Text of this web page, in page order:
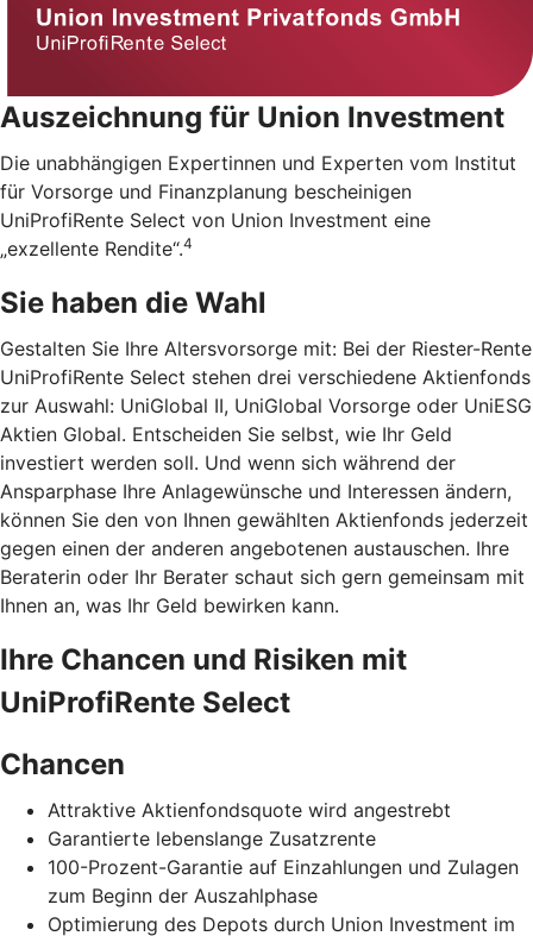
Auszeichnung für Union Investment
Die unabhängigen Expertinnen und Experten vom Institut
für Vorsorge und Finanzplanung bescheinigen
UniProfiRente Select von Union Investment eine
„exzellente Rendite“.4
Sie haben die Wahl
Gestalten Sie Ihre Altersvorsorge mit: Bei der Riester-Rente
UniProfiRente Select stehen drei verschiedene Aktienfonds
zur Auswahl: UniGlobal II, UniGlobal Vorsorge oder UniESG
Aktien Global. Entscheiden Sie selbst, wie Ihr Geld
investiert werden soll. Und wenn sich während der
Ansparphase Ihre Anlagewünsche und Interessen ändern,
können Sie den von Ihnen gewählten Aktienfonds jederzeit
gegen einen der anderen angebotenen austauschen. Ihre
Beraterin oder Ihr Berater schaut sich gern gemeinsam mit
Ihnen an, was Ihr Geld bewirken kann.
Ihre Chancen und Risiken mit
UniProfiRente Select
Chancen
Attraktive Aktienfondsquote wird angestrebt
Garantierte lebenslange Zusatzrente
100-Prozent-Garantie auf Einzahlungen und Zulagen
zum Beginn der Auszahlphase
Optimierung des Depots durch Union Investment im